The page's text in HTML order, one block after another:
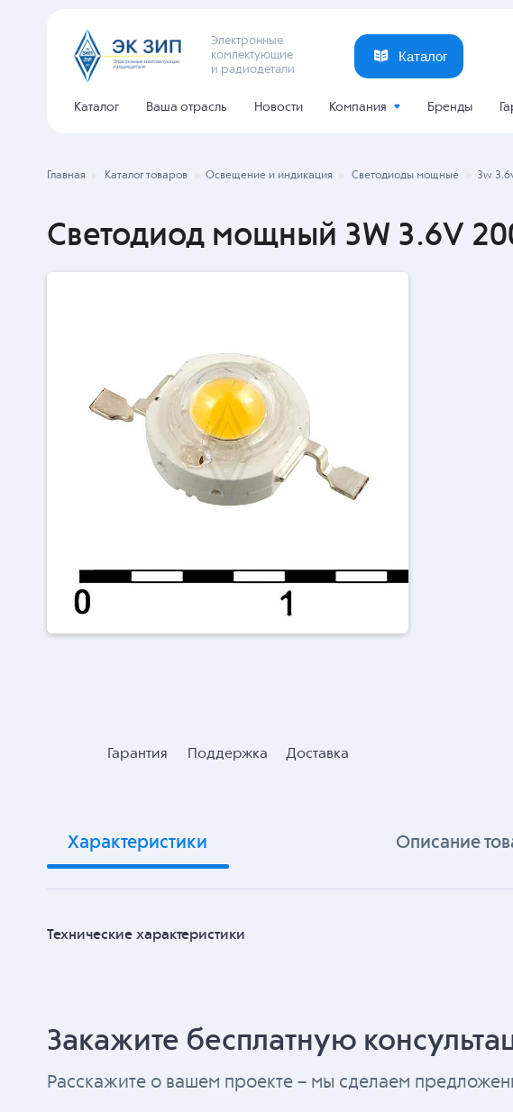
Электронные
комлектующие
и радиодетали
Каталог
Каталог Ваша отрасль Новости Компания Бренды
Главная Каталог товаров Освещение и индикация Светодиоды мощные 3w
Светодиод мощный 3W 3.6V
Гарантия Поддержка Доставка
Характеристики Описание
Технические характеристики
Закажите бесплатную
Расскажите о вашем проекте – мы сделаем